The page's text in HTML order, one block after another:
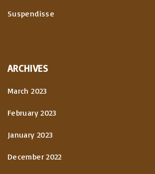
Suspendisse
ARCHIVES
March 2023
February 2023
January 2023
December 2022